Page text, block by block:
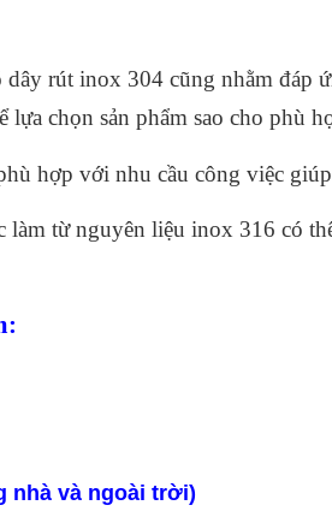
rút inox 304 cũng nhằm đáp
chọn sản phẩm sao cho phù
hợp với nhu cầu công việc
làm từ nguyên liệu inox 316 có
nhà và ngoài trời)